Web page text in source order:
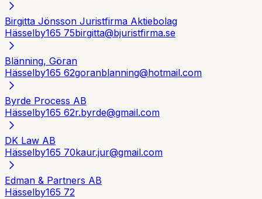
Birgitta Jönsson Juristfirma Aktiebolag
Hässelby165 75birgitta@bjuristfirma.se
Blänning, Göran
Hässelby165 62goranblanning@hotmail.com
Byrde Process AB
Hässelby165 62r.byrde@gmail.com
DK Law AB
Hässelby165 70kaur.jur@gmail.com
Edman & Partners AB
Hässelby165 72